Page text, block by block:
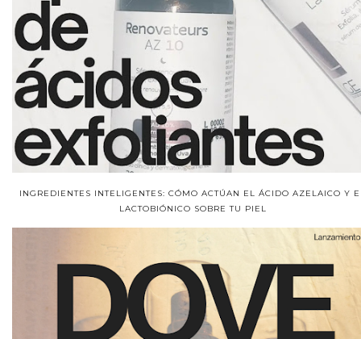
INGREDIENTES INTELIGENTES: CÓMO ACTÚAN EL ÁCIDO AZELAICO Y
LACTOBIÓNICO SOBRE TU PIEL